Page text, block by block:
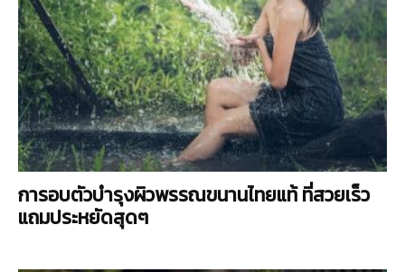
การอบตัวบำรุงผิวพรรณขนานไทยแท้ ที่สวยเร็ว
แถมประหยัดสุดๆ